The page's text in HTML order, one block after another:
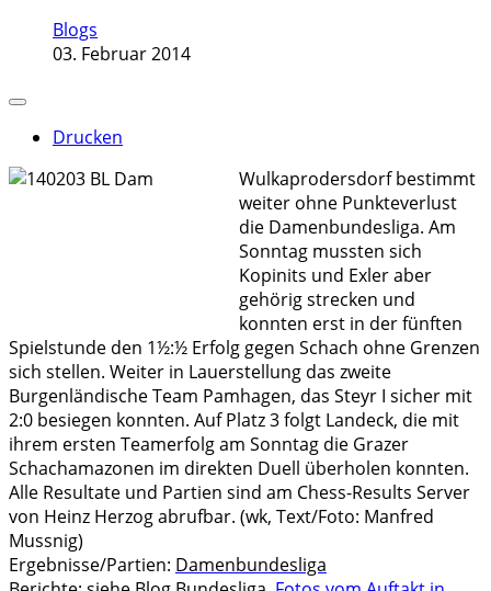
Blogs
03. Februar 2014
Drucken
Wulkaprodersdorf bestimmt
weiter ohne Punkteverlust
die Damenbundesliga. Am
Sonntag mussten sich
Kopinits und Exler aber
gehörig strecken und
konnten erst in der fünften
Spielstunde den 1½:½ Erfolg gegen Schach ohne Grenzen
sich stellen. Weiter in Lauerstellung das zweite
Burgenländische Team Pamhagen, das Steyr I sicher mit
2:0 besiegen konnten. Auf Platz 3 folgt Landeck, die mit
ihrem ersten Teamerfolg am Sonntag die Grazer
Schachamazonen im direkten Duell überholen konnten.
Alle Resultate und Partien sind am Chess-Results Server
von Heinz Herzog abrufbar. (wk, Text/Foto: Manfred
Mussnig)
Ergebnisse/Partien: Damenbundesliga